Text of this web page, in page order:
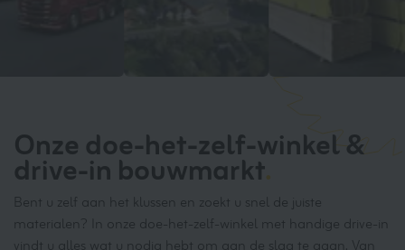
Onze doe-het-zelf-winkel &
drive-in bouwmarkt.
Bent u zelf aan het klussen en zoekt u snel de juiste
materialen? In onze doe-het-zelf-winkel met handige drive-in